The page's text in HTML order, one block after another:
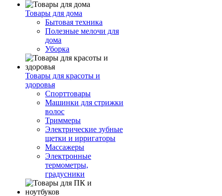
Товары для дома
Бытовая техника
Полезные мелочи для
дома
Уборка
Товары для красоты и
здоровья
Спорттовары
Машинки для стрижки
волос
Триммеры
Электрические зубные
щетки и ирригаторы
Массажеры
Электронные
термометры,
градусники